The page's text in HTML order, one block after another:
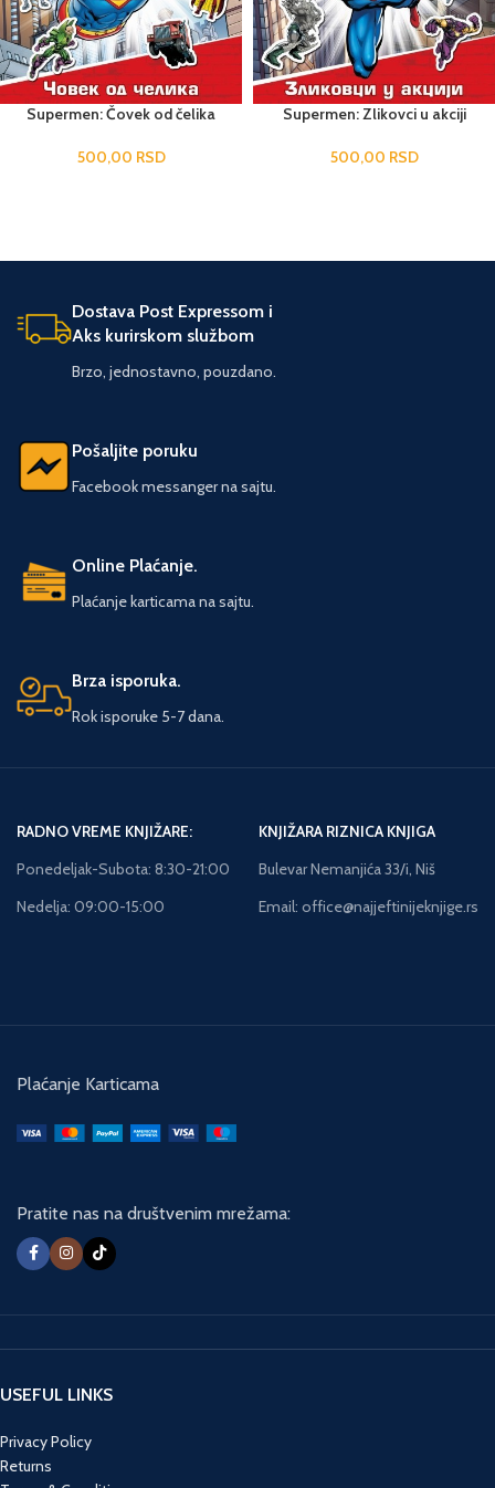
Supermen: Čovek od čelika
500,00 RSD
Supermen: Zlikovci u akciji
500,00 RSD
Dostava Post Expressom i
Aks kurirskom službom
Brzo, jednostavno, pouzdano.
Pošaljite poruku
Facebook messanger na sajtu.
Online Plaćanje.
Plaćanje karticama na sajtu.
Brza isporuka.
Rok isporuke 5-7 dana.
RADNO VREME KNJIŽARE:
Ponedeljak-Subota: 8:30-21:00
Nedelja: 09:00-15:00
KNJIŽARA RIZNICA KNJIGA
Bulevar Nemanjića 33/i, Niš
Email: office@najjeftinijeknjige.rs
Plaćanje Karticama
Pratite nas na društvenim mrežama:
USEFUL LINKS
Privacy Policy
Returns